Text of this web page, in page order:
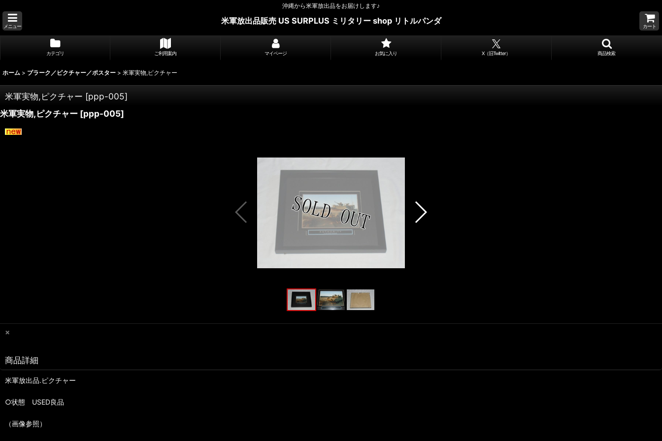
沖縄から米軍放出品をお届けします♪
メニュー
米軍放出品販売 US SURPLUS ミリタリー shop リトルパンダ
カート
カテゴリ ご利用案内 マイページ お気に入り X（旧Twitter） 商品検索
ホーム > プラーク／ピクチャー／ポスター > 米軍実物,ピクチャー
米軍実物,ピクチャー [ppp-005]
米軍実物,ピクチャー [ppp-005]
×
商品詳細
米軍放出品.ピクチャー
○状態 USED良品
（画像参照）